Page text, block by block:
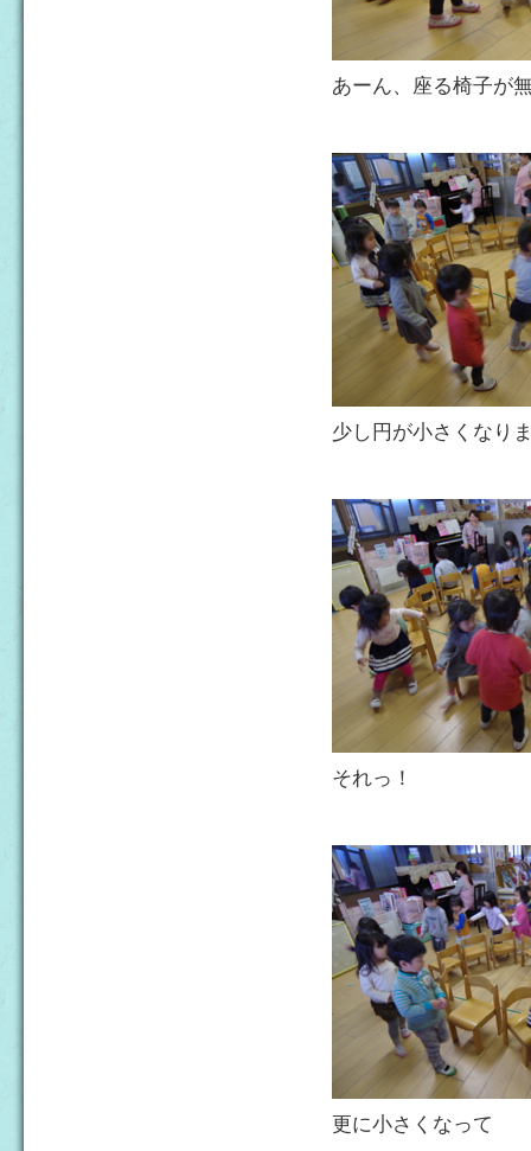
あーん、座る椅子が
少し円が小さくなり
それっ！
更に小さくなって